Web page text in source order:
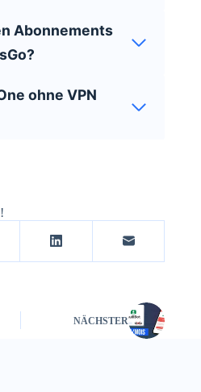
Abonnements
ohne VPN
NÄCHSTER